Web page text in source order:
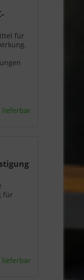
für
lieferbar
für
Die
lieferbar